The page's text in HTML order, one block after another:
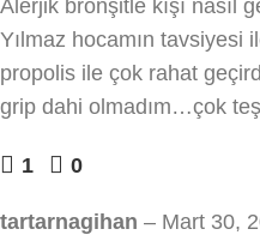
Alerjik bronşitle kışı nasıl
Yılmaz hocamın tavsiyesi
propolis ile çok rahat
grip dahi olmadım…çok
1 0
tartarnagihan – Mart 30,